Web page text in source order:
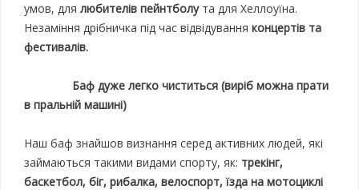
умов, для любителів пейнтболута для Хеллоуїна.
Незаміння дрібничка під час відвідування концертів та
фестивалів.
Баф дуже легко чиститься (виріб можна прати
в пральній машині)
Наш баф знайшов визнання серед активних людей, які
займаються такими видами спорту, як: трекінг,
баскетбол, біг, рибалка, велоспорт, їзда на мотоциклі